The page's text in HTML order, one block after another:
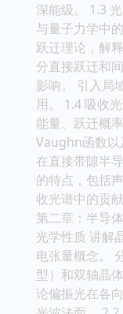
深能级。 1.3
与量子力学中
跃迁理论，解
分直接跃迁和
影响。 引入局
用。 1.4 吸收
能量、跃迁概
Vaughn函数以
在直接带隙半
的特点，包括
收光谱中的贡
第二章：半导
光学性质 讲解
电张量概念。
型）和双轴晶
论偏振光在各